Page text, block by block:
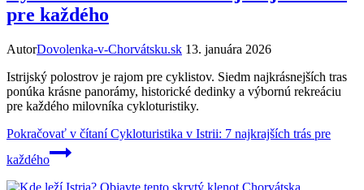
pre každého
AutorDovolenka-v-Chorvátsku.sk 13. januára 2026
Istrijský polostrov je rajom pre cyklistov. Siedm najkrásnejších tras
ponúka krásne panorámy, historické dedinky a výbornú rekreáciu
pre každého milovníka cykloturistiky.
Pokračovať v čítaníCykloturistika v Istrii: 7 najkrajších trás pre
každého